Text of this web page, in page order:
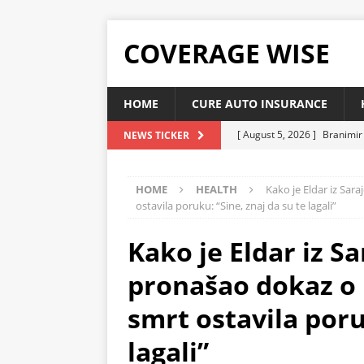
COVERAGE WISE
HOME CURE AUTO INSURANCE
NEWS TICKER [ August 5, 2026 ] Branimir
[ August 5, 2026 ] ZA OVU
[ August 5, 2026 ]
čisti organizam
Ovo je
snižava holesterol
HOME HEALTH
Kako je Eldar iz
ostavila poruku: “Sine, znaj da su te lagali”
Kako je Eldar iz
pronašao dokaz
smrt ostavila
lagali”